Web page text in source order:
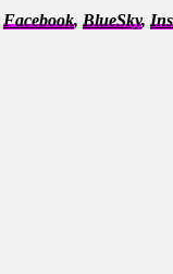
Facebook, BlueSky,